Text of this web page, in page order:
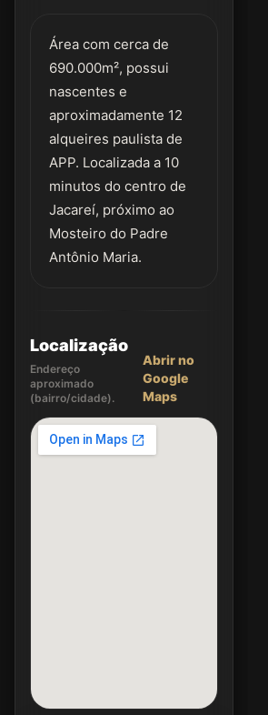
Área com cerca de
690.000m², possui
nascentes e
aproximadamente 12
alqueires paulista de
APP. Localizada a 10
minutos do centro de
Jacareí, próximo ao
Mosteiro do Padre
Antônio Maria.
Localização
Endereço
aproximado
(bairro/cidade).
Abrir no
Google
Maps